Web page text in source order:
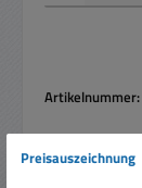
Artikelnummer:
Preisauszeichnung